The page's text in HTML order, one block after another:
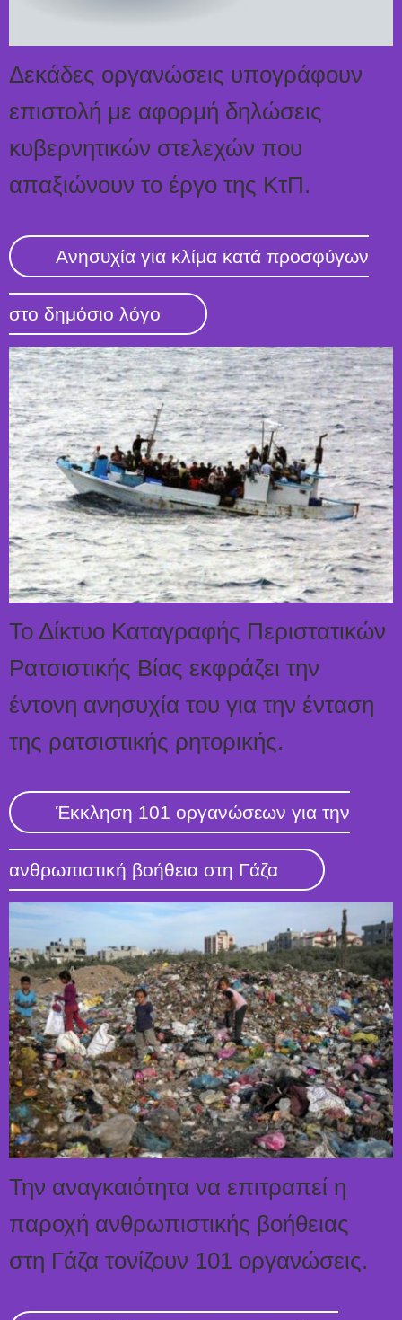
Δεκάδες οργανώσεις υπογράφουν
επιστολή με αφορμή δηλώσεις
κυβερνητικών στελεχών που
απαξιώνουν το έργο της ΚτΠ.
Ανησυχία για κλίμα κατά προσφύγων
στο δημόσιο λόγο
Το Δίκτυο Καταγραφής Περιστατικών
Ρατσιστικής Βίας εκφράζει την
έντονη ανησυχία του για την ένταση
της ρατσιστικής ρητορικής.
Έκκληση 101 οργανώσεων για την
ανθρωπιστική βοήθεια στη Γάζα
Την αναγκαιότητα να επιτραπεί η
παροχή ανθρωπιστικής βοήθειας
στη Γάζα τονίζουν 101 οργανώσεις.